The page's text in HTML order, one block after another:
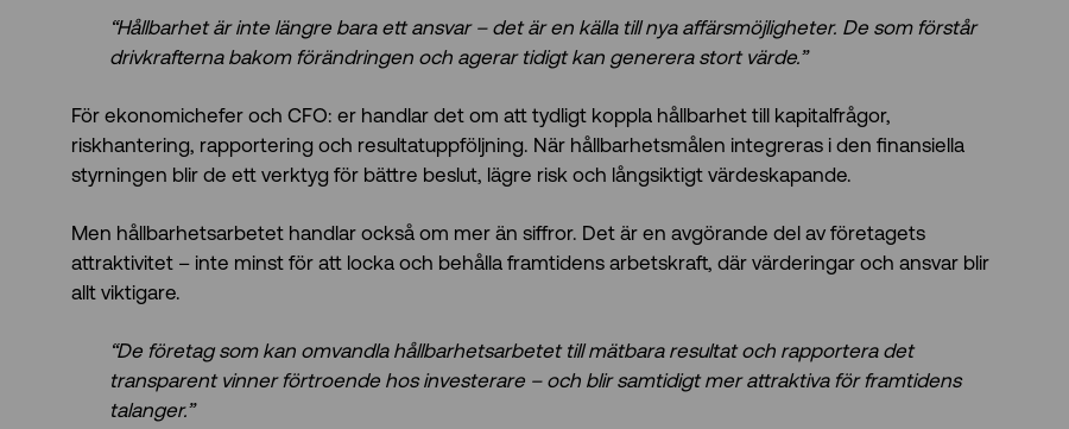
“Hållbarhet är inte längre bara ett ansvar – det är en källa till nya affärsmöjligheter. De som förstår
drivkrafterna bakom förändringen och agerar tidigt kan generera stort värde.”
För ekonomichefer och CFO: er handlar det om att tydligt koppla hållbarhet till kapitalfrågor,
riskhantering, rapportering och resultatuppföljning. När hållbarhetsmålen integreras i den finansiella
styrningen blir de ett verktyg för bättre beslut, lägre risk och långsiktigt värdeskapande.
Men hållbarhetsarbetet handlar också om mer än siffror. Det är en avgörande del av företagets
attraktivitet – inte minst för att locka och behålla framtidens arbetskraft, där värderingar och ansvar blir
allt viktigare.
“De företag som kan omvandla hållbarhetsarbetet till mätbara resultat och rapportera det
transparent vinner förtroende hos investerare – och blir samtidigt mer attraktiva för framtidens
talanger.”